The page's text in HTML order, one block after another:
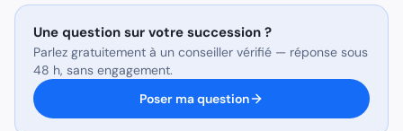
Une question sur votre succession ?
Parlez gratuitement à un conseiller vérifié — réponse sous
48 h, sans engagement.
Poser ma question